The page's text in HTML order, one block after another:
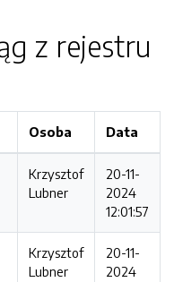
z rejestru
Osoba Data
Krzysztof
Lubner
20-11-
2024
12:01:57
Krzysztof
Lubner
20-11-
2024